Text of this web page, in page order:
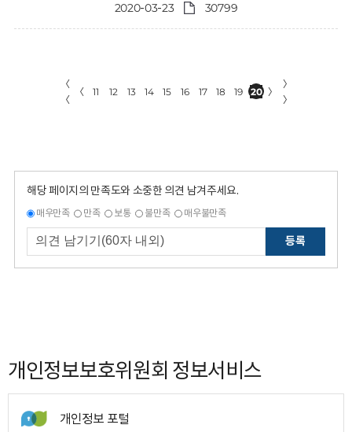
2020-03-23 30799
〈
〈
〈 11 12 13 14 15 16 17 18 19 20 〉
〉
〉
해당 페이지의 만족도와 소중한 의견 남겨주세요.
매우만족 만족 보통 불만족 매우불만족
등록
개인정보보호위원회 정보서비스
개인정보 포털